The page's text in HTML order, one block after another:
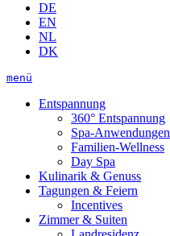
DE
EN
NL
DK
menü
Entspannung
360° Entspannung
Spa-Anwendungen
Familien-Wellness
Day Spa
Kulinarik & Genuss
Tagungen & Feiern
Incentives
Zimmer & Suiten